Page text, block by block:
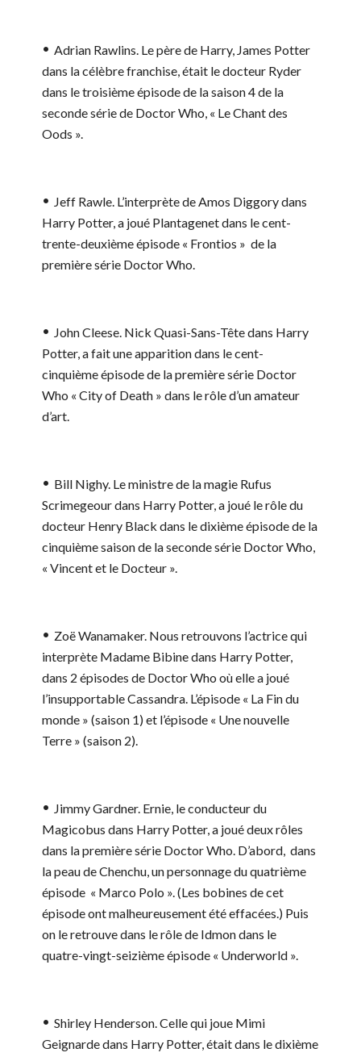
Adrian Rawlins. Le père de Harry, James Potter
dans la célèbre franchise, était le docteur Ryder
dans le troisième épisode de la saison 4 de la
seconde série de Doctor Who, « Le Chant des
Oods ».
Jeff Rawle. L’interprète de Amos Diggory dans
Harry Potter, a joué Plantagenet dans le cent-
trente-deuxième épisode « Frontios » de la
première série Doctor Who.
John Cleese. Nick Quasi-Sans-Tête dans Harry
Potter, a fait une apparition dans le cent-
cinquième épisode de la première série Doctor
Who « City of Death » dans le rôle d’un amateur
d’art.
Bill Nighy. Le ministre de la magie Rufus
Scrimegeour dans Harry Potter, a joué le rôle du
docteur Henry Black dans le dixième épisode de la
cinquième saison de la seconde série Doctor Who,
« Vincent et le Docteur ».
Zoë Wanamaker. Nous retrouvons l’actrice qui
interprète Madame Bibine dans Harry Potter,
dans 2 épisodes de Doctor Who où elle a joué
l’insupportable Cassandra. L’épisode « La Fin du
monde » (saison 1) et l’épisode « Une nouvelle
Terre » (saison 2).
Jimmy Gardner. Ernie, le conducteur du
Magicobus dans Harry Potter, a joué deux rôles
dans la première série Doctor Who. D’abord, dans
la peau de Chenchu, un personnage du quatrième
épisode « Marco Polo ». (Les bobines de cet
épisode ont malheureusement été effacées.) Puis
on le retrouve dans le rôle de Idmon dans le
quatre-vingt-seizième épisode « Underworld ».
Shirley Henderson. Celle qui joue Mimi
Geignarde dans Harry Potter, était dans le dixième